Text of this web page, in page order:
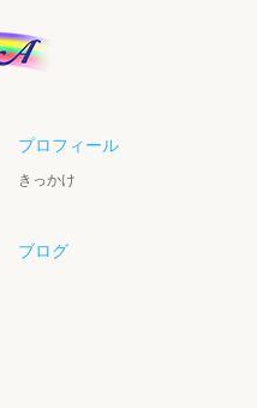
プロフィール
きっかけ
ブログ